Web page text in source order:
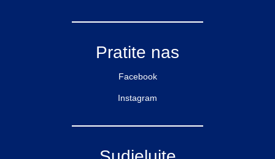
Pratite nas
Facebook
Instagram